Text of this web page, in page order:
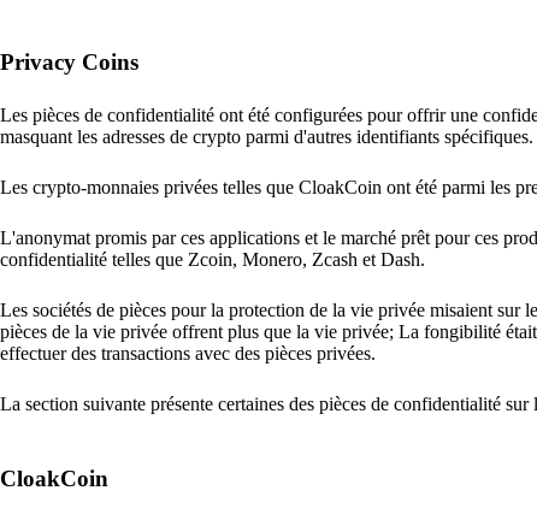
Privacy Coins
Les pièces de confidentialité ont été configurées pour offrir une
masquant les adresses de crypto parmi d'autres identifiants spécifiques.
Les crypto-monnaies privées telles que CloakCoin ont été parmi les
L'anonymat promis par ces applications et le marché prêt pour ces
confidentialité telles que Zcoin, Monero, Zcash et Dash.
Les sociétés de pièces pour la protection de la vie privée misaient sur
pièces de la vie privée offrent plus que la vie privée; La fongibilité
effectuer des transactions avec des pièces privées.
La section suivante présente certaines des pièces de confidentialité sur
CloakCoin